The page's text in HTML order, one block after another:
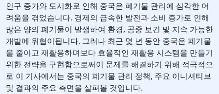
인구 증가와 도시화로 인해 중국은 폐기물 관리에 심각한 어
려움을 겪었습니다. 경제의 급속한 발전과 소비 증가로 인해
많은 양의 폐기물이 발생하여 환경, 공중 보건 및 지속 가능한
개발에 위협이됩니다. 그러나 최근 몇 년 동안 중국은 폐기물
을 줄이고 재활용하며보다 효율적인 재활용 시스템을 만들기
위한 전략을 구현함으로써이 문제를 해결하기 위해 적극적으
로 이 기사에서는 중국의 폐기물 관리 정책, 주요 이니셔티브
및 결과의 주요 측면을 살펴볼 것입니다.